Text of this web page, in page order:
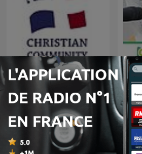
A Tour of France